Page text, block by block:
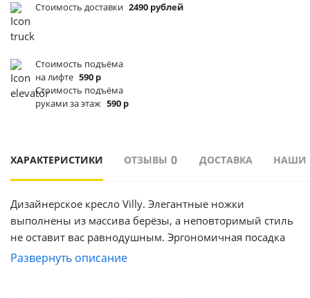
Стоимость доставки 2490 рублей
Стоимость подъёма
на лифте 590 р
Стоимость подъёма
руками за этаж 590 р
ХАРАКТЕРИСТИКИ ОТЗЫВЫ 0 ДОСТАВКА НАШИ
Дизайнерское кресло Villy. Элегантные ножки
выполнены из массива берёзы, а неповторимый стиль
не оставит вас равнодушным. Эргономичная посадка
даёт возможность сидеть в этом кресле целый день!
Развернуть описание